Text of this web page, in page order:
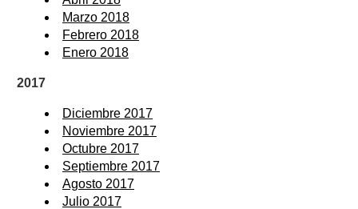
Marzo 2018
Febrero 2018
Enero 2018
2017
Diciembre 2017
Noviembre 2017
Octubre 2017
Septiembre 2017
Agosto 2017
Julio 2017